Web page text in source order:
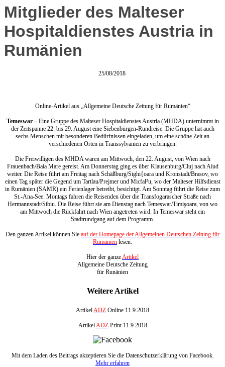
Mitglieder des Malteser
Hospitaldienstes Austria in
Rumänien
25/08/2018
Online-Artikel aus „Allgemeine Deutsche Zeitung für Rumänien“
Temeswar– Eine Gruppe des Malteser Hospitaldienstes Austria (MHDA) unternimmt in
der Zeitspanne 22. bis 29. August eine Siebenbürgen-Rundreise. Die Gruppe hat auch
sechs Menschen mit besonderen Bedürfnissen eingeladen, um eine schöne Zeit an
verschiedenen Orten in Transsylvanien zu verbringen.
Die Freiwilligen des MHDA waren am Mittwoch, den 22. August, von Wien nach
Frauenbach/Baia Mare gereist. Am Donnerstag ging es über Klausenburg/Cluj nach Aiud
weiter. Die Reise führt am Freitag nach Schäßburg/Sighi{oara und Kronstadt/Brasov, wo
einen Tag später die Gegend um Tartlau/Prejmer und Micfal²u, wo der Malteser Hilfsdienst
in Rumänien (SAMR) ein Ferienlager betreibt, besichtigt. Am Sonntag führt die Reise zum
St.-Ana-See. Montags fahren die Reisenden über die Transfogarascher Straße nach
Hermannstadt/Sibiu. Die Reise führt sie am Dienstag nach Temeswar/Timişoara, von wo
am Mittwoch die Rückfahrt nach Wien angetreten wird. In Temeswar steht ein
Stadtrundgang auf dem Programm.
Den ganzen Artikel können Sie auf der Homepage der Allgemeinen Deutschen Zeitung für
Rumänien lesen.
Hier der ganzeArtikel
Allgemeine Deutsche Zeitung
für Runänien
Weitere Artikel
Artikel ADZ Online 11.9.2018
Artikel ADZPrint 11.9.2018
Mit dem Laden des Beitrags akzeptieren Sie die Datenschutzerklärung von Facebook.
Mehr erfahren